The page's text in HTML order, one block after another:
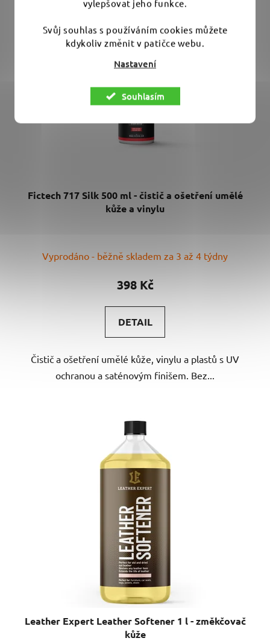
vylepšovat jeho funkce.
Svůj souhlas s používáním cookies můžete
kdykoliv změnit v patičce webu.
Nastavení
Souhlasím
Fictech 717 Silk 500 ml - čistič a ošetření umělé
kůže a vinylu
Vyprodáno - běžně skladem za 3 až 4 týdny
398 Kč
DETAIL
Čistič a ošetření umělé kůže, vinylu a plastů s UV
ochranou a saténovým finišem. Bez...
Leather Expert Leather Softener 1 l - změkčovač
kůže